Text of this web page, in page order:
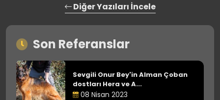
Diğer Yazıları İncele
Son Referanslar
Sevgili Onur Bey'in Alman Çoban
dostları Hera ve A...
08 Nisan 2023